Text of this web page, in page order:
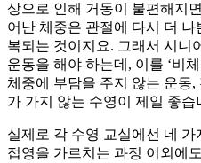
상으로 인해 거동이 불편해지
어난 체중은 관절에 다시 더
복되는 것이지요. 그래서 시니
운동을 해야 하는데, 이를 ‘비
체중에 부담을 주지 않는 운동,
가 가지 않는 수영이 제일 좋습
실제로 각 수영 교실에선 네
접영을 가르치는 과정 이외에